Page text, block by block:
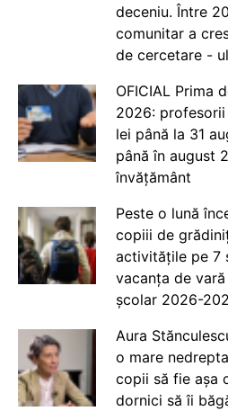
deceniu. Între
comunitar a
de cercetare -
OFICIAL Prima
2026:
lei până la 31
până în august
învățământ
Peste o lună
copiii de
activitățile pe 7
vacanța de
școlar 2026-
Aura
o mare
copii să fie așa
dornici să îi